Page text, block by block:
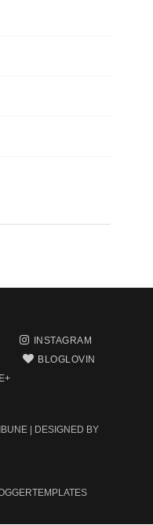
INSTAGRAM
BLOGLOVIN
| DESIGNED BY